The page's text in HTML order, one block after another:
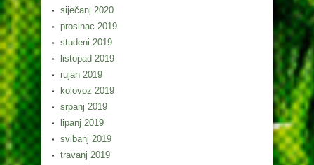
siječanj 2020
prosinac 2019
studeni 2019
listopad 2019
rujan 2019
kolovoz 2019
srpanj 2019
lipanj 2019
svibanj 2019
travanj 2019